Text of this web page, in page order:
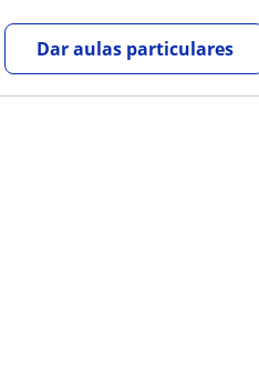
Dar aulas particulares